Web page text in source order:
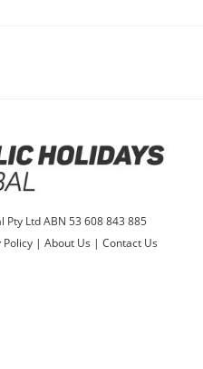
Ltd ABN 53 608 843 885
Policy | About Us | Contact Us